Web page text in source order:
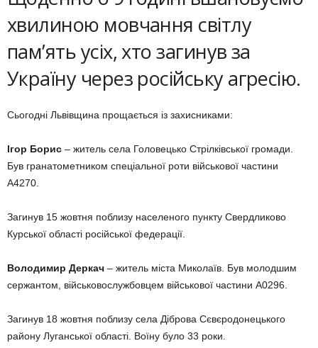
хвилиною мовчання світлу
памʼять усіх, хто загинув за
Україну через російську агресію.
Сьогодні Львівщина прощається із захисниками:
Ігор Борис – житель села Головецько Стрілківської громади.
Був гранатометником спеціальної роти військової частини
А4270.
Загинув 15 жовтня поблизу населеного пункту Свердликово
Курської області російської федерації.
Володимир Деркач – житель міста Миколаїв. Був молодшим
сержантом, військовослужбовцем військової частини А0296.
Загинув 18 жовтня поблизу села Діброва Сєвєродонецького
району Луганської області. Воїну було 33 роки.